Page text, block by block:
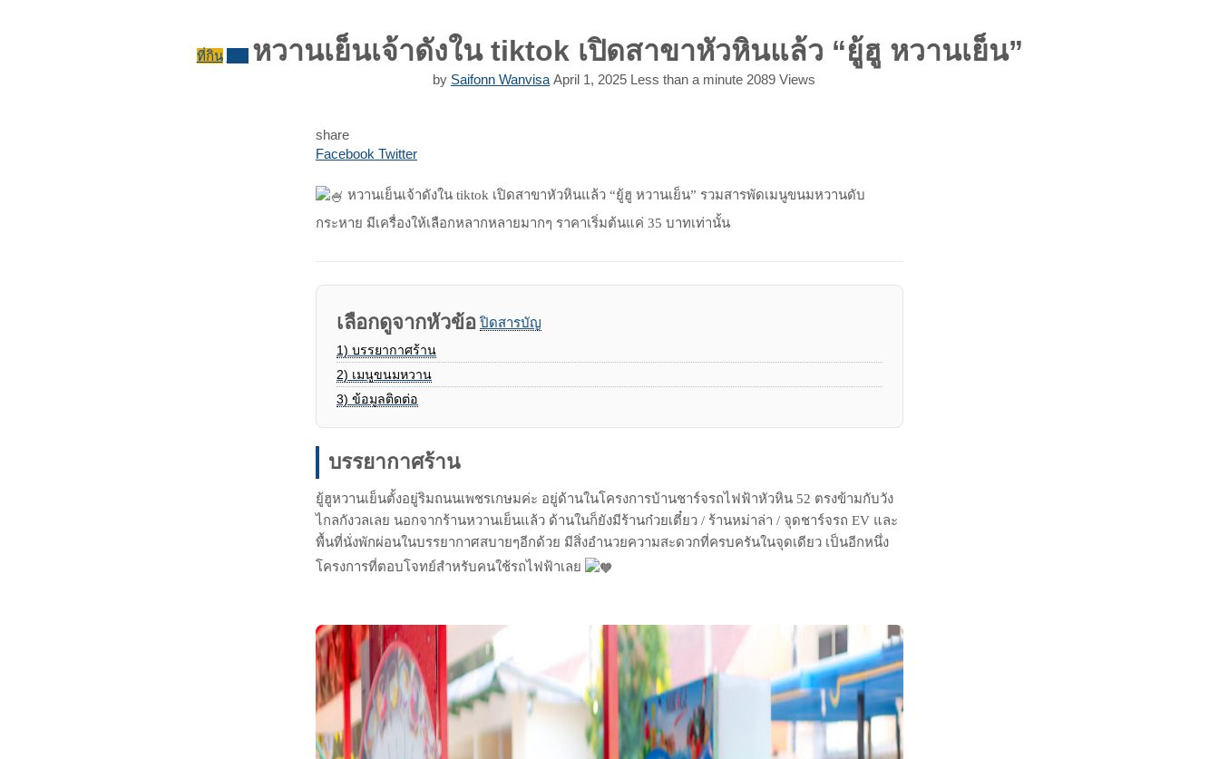
ที่กิน หวานเย็นเจ้าดังใน tiktok เปิดสาขาหัวหินแล้ว “ยู้ฮู หวานเย็น”
by Saifonn Wanvisa April 1, 2025 Less than a minute 2089 Views
share
Facebook TwitterPrint
Share
Email
หวานเย็นเจ้าดังใน tiktok เปิดสาขาหัวหินแล้ว “ยู้ฮู หวานเย็น” รวมสารพัดเมนูขนมหวานดับ
กระหาย มีเครื่องให้เลือกหลากหลายมากๆ ราคาเริ่มต้นแค่ 35 บาทเท่านั้น
เลือกดูจากหัวข้อ ปิดสารบัญ
1) บรรยากาศร้าน
2) เมนูขนมหวาน
3) ข้อมูลติดต่อ
บรรยากาศร้าน
ยู้ฮูหวานเย็นตั้งอยู่ริมถนนเพชรเกษมค่ะ อยู่ด้านในโครงการบ้านชาร์จรถไฟฟ้าหัวหิน 52 ตรงข้ามกับวัง
ไกลกังวลเลย นอกจากร้านหวานเย็นแล้ว ด้านในก็ยังมีร้านก๋วยเตี๋ยว / ร้านหม่าล่า / จุดชาร์จรถ EV และ
พื้นที่นั่งพักผ่อนในบรรยากาศสบายๆอีกด้วย มีสิ่งอำนวยความสะดวกที่ครบครันในจุดเดียว เป็นอีกหนึ่ง
โครงการที่ตอบโจทย์สำหรับคนใช้รถไฟฟ้าเลย